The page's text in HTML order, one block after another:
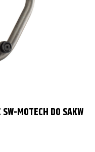
MOTECH DO SAKW